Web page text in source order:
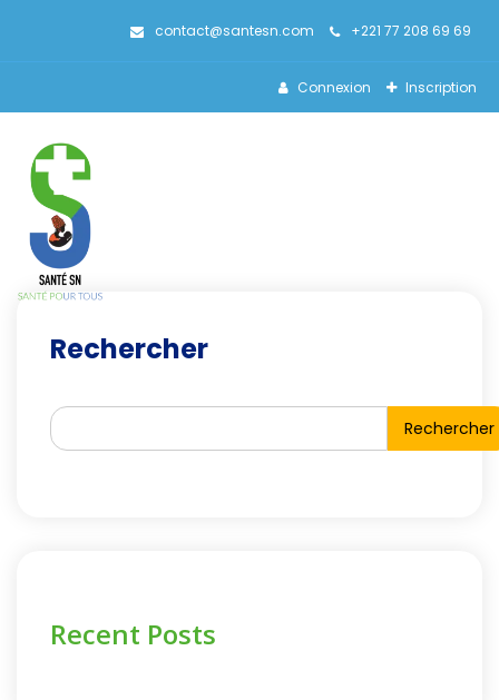
contact@santesn.com +221 77 208 69 69
Connexion Inscription
Rechercher
Rechercher
Recent Posts